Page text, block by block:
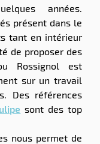
années.
présent dans le
tant en intérieur
de proposer des
Rossignol est
sur un travail
Des références
sont des top
nous permet de